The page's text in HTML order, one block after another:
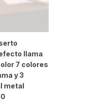
llama
7 colores
y 3
metal